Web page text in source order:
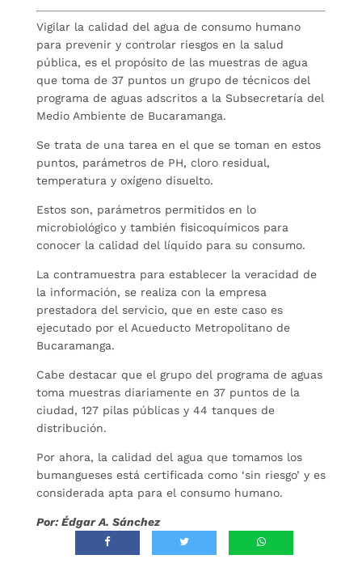
Vigilar la calidad del agua de consumo humano
para prevenir y controlar riesgos en la salud
pública, es el propósito de las muestras de agua
que toma de 37 puntos un grupo de técnicos del
programa de aguas adscritos a la Subsecretaría del
Medio Ambiente de Bucaramanga.
Se trata de una tarea en el que se toman en estos
puntos, parámetros de PH, cloro residual,
temperatura y oxígeno disuelto.
Estos son, parámetros permitidos en lo
microbiológico y también fisicoquímicos para
conocer la calidad del líquido para su consumo.
La contramuestra para establecer la veracidad de
la información, se realiza con la empresa
prestadora del servicio, que en este caso es
ejecutado por el Acueducto Metropolitano de
Bucaramanga.
Cabe destacar que el grupo del programa de aguas
toma muestras diariamente en 37 puntos de la
ciudad, 127 pilas públicas y 44 tanques de
distribución.
Por ahora, la calidad del agua que tomamos los
bumangueses está certificada como ‘sin riesgo’ y es
considerada apta para el consumo humano.
Por: Édgar A. Sánchez